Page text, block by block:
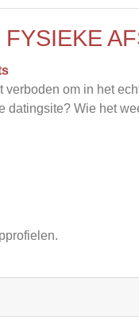
verboden om in het
datingsite? Wie het